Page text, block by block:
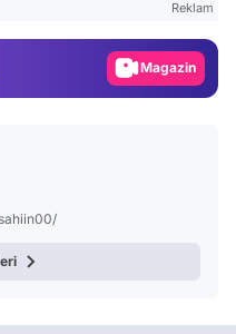
Reklam
Video